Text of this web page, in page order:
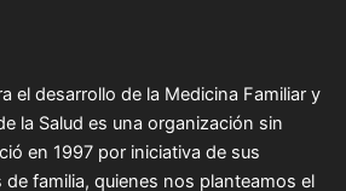
el desarrollo de la Medicina Familiar y
la Salud es una organización sin
en 1997 por iniciativa de sus
familia, quienes nos planteamos el